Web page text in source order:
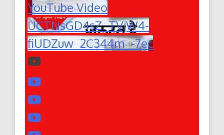
YouTube Video
UCTNsGD4sZ_TVjW4-
fiUDZuw_2C344m_-7ec